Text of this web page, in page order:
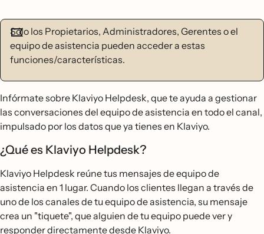
Sólo los Propietarios, Administradores, Gerentes o el
equipo de asistencia pueden acceder a estas
funciones/características.
Infórmate sobre Klaviyo Helpdesk, que te ayuda a gestionar
las conversaciones del equipo de asistencia en todo el canal,
impulsado por los datos que ya tienes en Klaviyo.
¿Qué es Klaviyo Helpdesk?
Klaviyo Helpdesk reúne tus mensajes de equipo de
asistencia en 1 lugar. Cuando los clientes llegan a través de
uno de los canales de tu equipo de asistencia, su mensaje
crea un "tiquete", que alguien de tu equipo puede ver y
responder directamente desde Klaviyo.